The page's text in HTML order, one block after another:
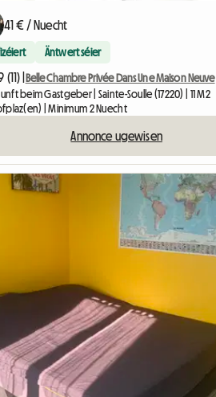
41 € / Nuecht
Äntwert séier
(11) |
Belle Chambre Privée Dans Une Maison Neuve
beim Gastgeber | Sainte-Soulle (17220) | 11 M2
| Minimum 2 Nuecht
Annonce ugewisen